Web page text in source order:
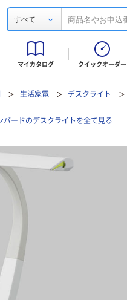
すべて
マイカタログ クイックオーダー
生活家電 デスクライト
バードのデスクライトを全て見る